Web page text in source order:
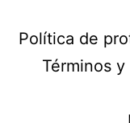
Política de
Términos